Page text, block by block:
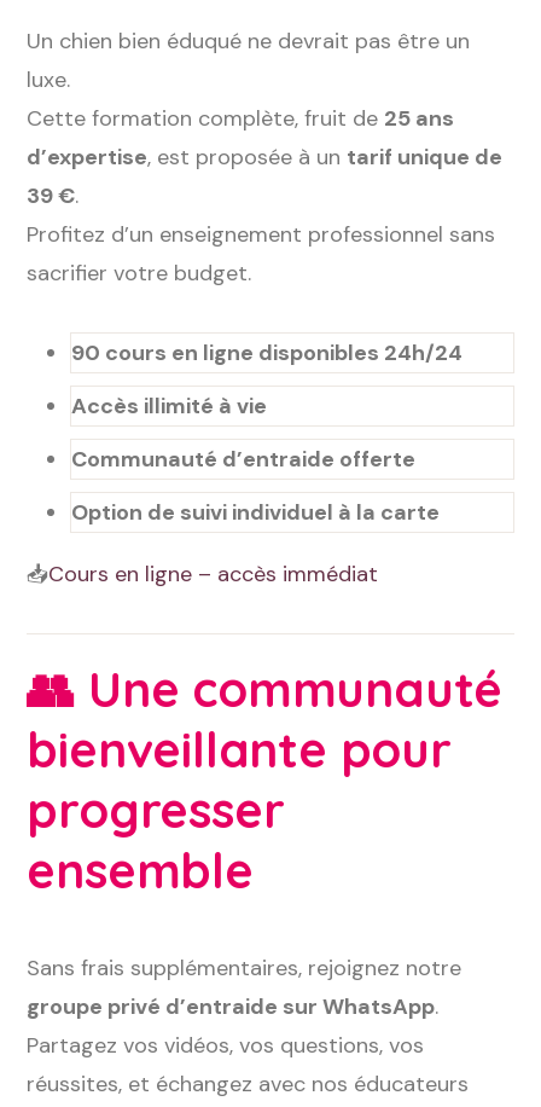
Un chien bien éduqué ne devrait pas être un
luxe.
Cette formation complète, fruit de 25 ans
d’expertise, est proposée à un tarif unique de
39 €.
Profitez d’un enseignement professionnel sans
sacrifier votre budget.
90 cours en ligne disponibles 24h/24
Accès illimité à vie
Communauté d’entraide offerte
Option de suivi individuel à la carte
📥Cours en ligne – accès immédiat
👥 Une communauté
bienveillante pour
progresser
ensemble
Sans frais supplémentaires, rejoignez notre
groupe privé d’entraide sur WhatsApp.
Partagez vos vidéos, vos questions, vos
réussites, et échangez avec nos éducateurs